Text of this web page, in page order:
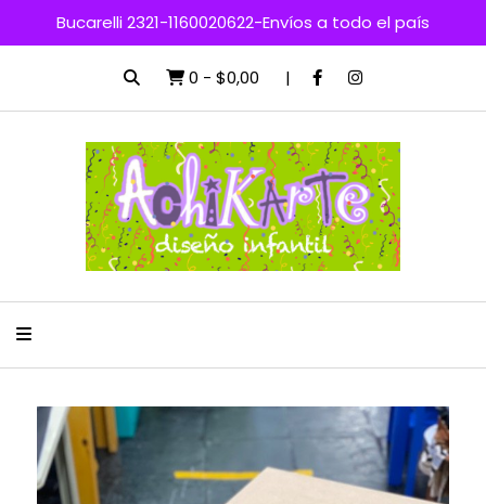
Bucarelli 2321-1160020622-Envíos a todo el país
0 - $0,00